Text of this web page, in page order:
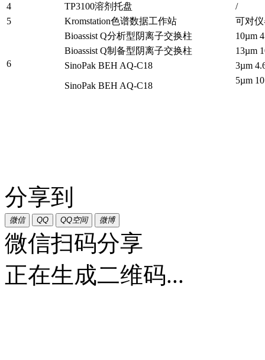
4
TP3100溶剂托盘
/
5
Kromstation色谱数据工作站 可对
6
Bioassist Q分析型阴离子交换柱
10µm
Bioassist Q制备型阴离子交换柱
13µm
SinoPak BEH AQ-C18
3µm
SinoPak BEH AQ-C18
5µm
分享到
微信 QQ QQ空间 微博
微信扫码分享
正在生成二维码...